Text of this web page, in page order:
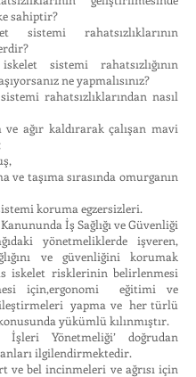
sahiptir?
sistemi rahatsızlıklarının
sistemi rahatsızlığının
ne yapmalısınız?
rahatsızlıklarından nasıl
ve ağır kaldırarak çalışan mavi
ve taşıma sırasında omurganın
koruma egzersizleri.
İş Sağlığı ve Güvenliği
yönetmeliklerde işveren,
ve güvenliğini korumak
iskelet risklerinin belirlenmesi
için,ergonomi eğitimi ve
yapma ve her türlü
yükümlü kılınmıştır.
İşleri Yönetmeliği’ doğrudan
ilgilendirmektedir.
ve bel incinmeleri ve ağrısı için